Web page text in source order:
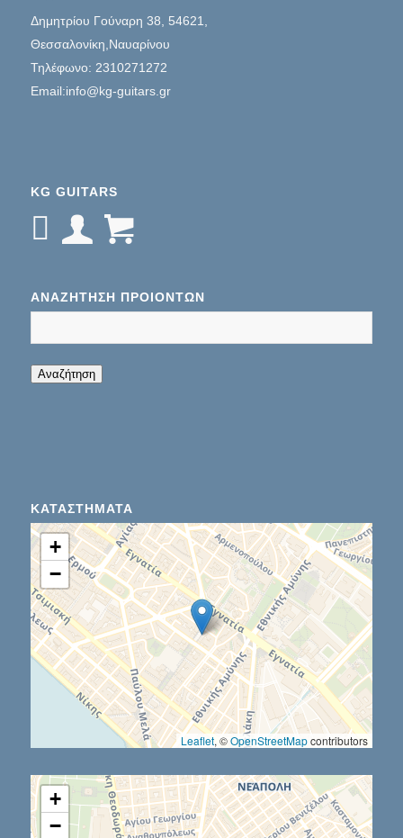
Δημητρίου Γούναρη 38, 54621,
Θεσσαλονίκη,Ναυαρίνου
Τηλέφωνο: 2310271272
Email:info@kg-guitars.gr
KG GUITARS
ΑΝΑΖΉΤΗΣΗ ΠΡΟΊΌΝΤΩΝ
Αναζήτηση
ΚΑΤΑΣΤΉΜΑΤΑ
+
−
Leaflet, ©OpenStreetMapcontributors
+
−